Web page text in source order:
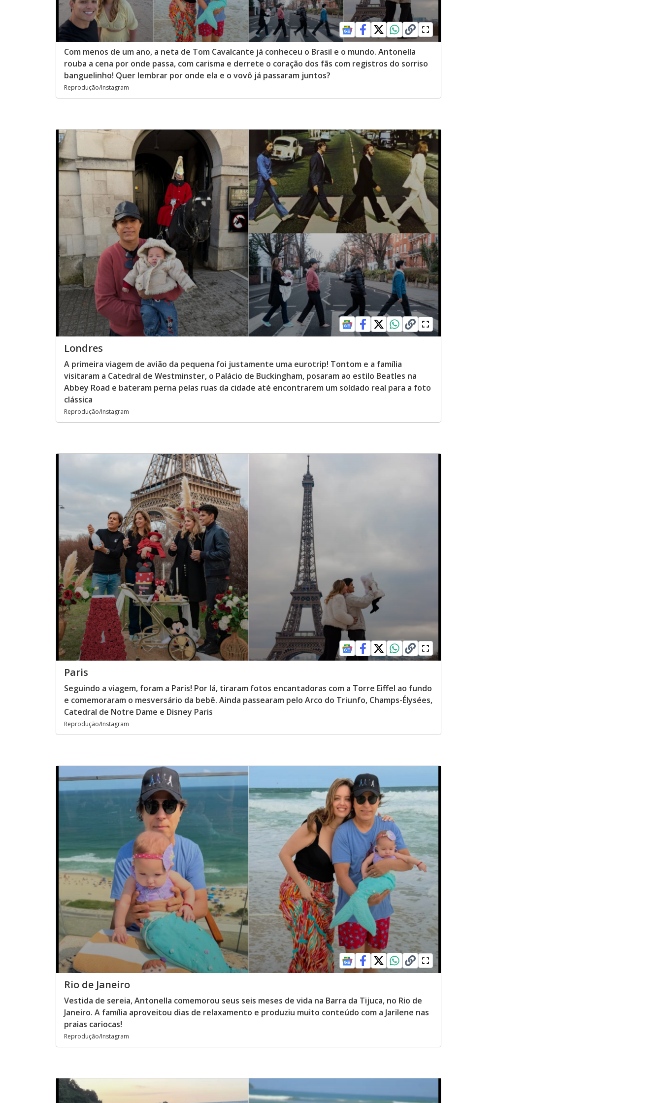
Com menos de um ano, a neta de Tom Cavalcante já conheceu o Brasil e o mundo. Antonella
rouba a cena por onde passa, com carisma e derrete o coração dos fãs com registros do sorriso
banguelinho! Quer lembrar por onde ela e o vovô já passaram juntos?
Reprodução/Instagram
Londres
A primeira viagem de avião da pequena foi justamente uma eurotrip! Tontom e a família
visitaram a Catedral de Westminster, o Palácio de Buckingham, posaram ao estilo Beatles na
Abbey Road e bateram perna pelas ruas da cidade até encontrarem um soldado real para a foto
clássica
Reprodução/Instagram
Paris
Seguindo a viagem, foram a Paris! Por lá, tiraram fotos encantadoras com a Torre Eiffel ao fundo
e comemoraram o mesversário da bebê. Ainda passearam pelo Arco do Triunfo, Champs-Élysées,
Catedral de Notre Dame e Disney Paris
Reprodução/Instagram
Rio de Janeiro
Vestida de sereia, Antonella comemorou seus seis meses de vida na Barra da Tijuca, no Rio de
Janeiro. A família aproveitou dias de relaxamento e produziu muito conteúdo com a Jarilene nas
praias cariocas!
Reprodução/Instagram